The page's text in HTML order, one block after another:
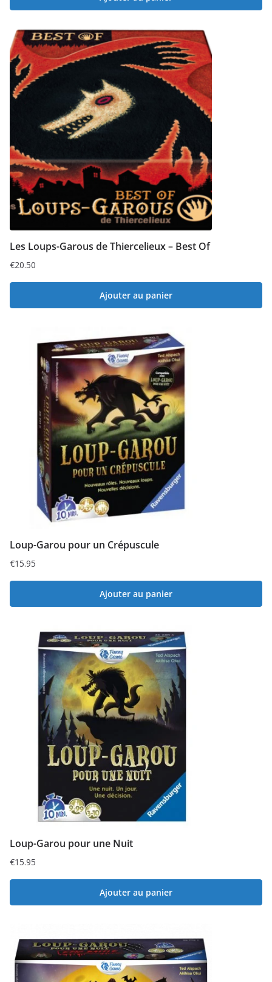
Les Loups-Garous de Thiercelieux – Best Of
€20.50
Ajouter au panier
Loup-Garou pour un Crépuscule
€15.95
Ajouter au panier
Loup-Garou pour une Nuit
€15.95
Ajouter au panier